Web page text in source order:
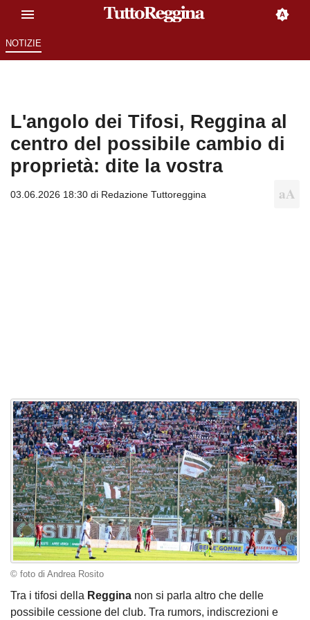
NOTIZIE
L'angolo dei Tifosi, Reggina al
centro del possibile cambio di
proprietà: dite la vostra
03.06.2026 18:30 di Redazione Tuttoreggina
© foto di Andrea Rosito
Tra i tifosi della Reggina non si parla altro che delle
possibile cessione del club. Tra rumors, indiscrezioni e